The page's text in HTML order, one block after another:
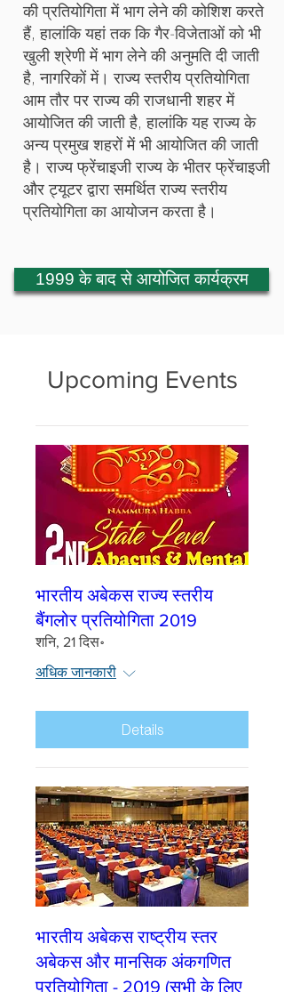
की प्रतियोगिता में भाग लेने की कोशिश करते
हैं, हालांकि यहां तक कि गैर-विजेताओं को भी
खुली श्रेणी में भाग लेने की अनुमति दी जाती
है, नागरिकों में। राज्य स्तरीय प्रतियोगिता
आम तौर पर राज्य की राजधानी शहर में
आयोजित की जाती है, हालांकि यह राज्य के
अन्य प्रमुख शहरों में भी आयोजित की जाती
है। राज्य फ्रेंचाइजी राज्य के भीतर फ्रेंचाइजी
और ट्यूटर द्वारा समर्थित राज्य स्तरीय
प्रतियोगिता का आयोजन करता है।
1999 के बाद से आयोजित कार्यक्रम
Upcoming Events
भारतीय अबेकस राज्य स्तरीय
बैंगलोर प्रतियोगिता 2019
शनि, 21 दिस॰
अधिक जानकारी
Details
भारतीय अबेकस राष्ट्रीय स्तर
अबेकस और मानसिक अंकगणित
प्रतियोगिता - 2019 (सभी के लिए